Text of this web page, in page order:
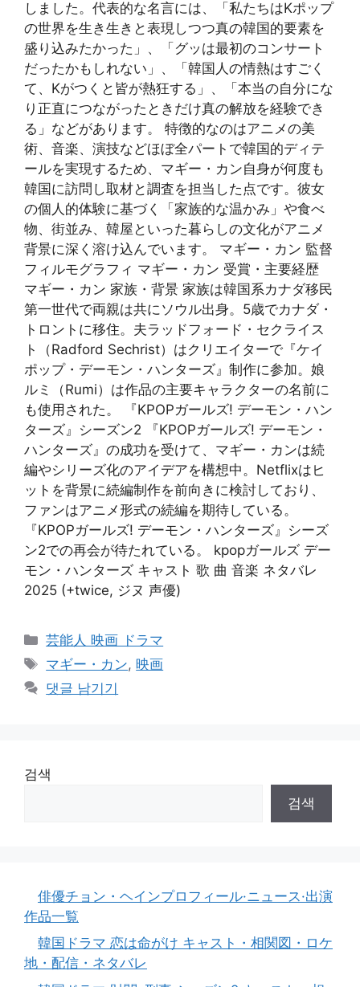
しました。代表的な名言には、「私たちはKポップ
の世界を生き生きと表現しつつ真の韓国的要素を
盛り込みたかった」、「グッは最初のコンサート
だったかもしれない」、「韓国人の情熱はすごく
て、Kがつくと皆が熱狂する」、「本当の自分にな
り正直につながったときだけ真の解放を経験でき
る」などがあります。 特徴的なのはアニメの美
術、音楽、演技などほぼ全パートで韓国的ディテ
ールを実現するため、マギー・カン自身が何度も
韓国に訪問し取材と調査を担当した点です。彼女
の個人的体験に基づく「家族的な温かみ」や食べ
物、街並み、韓屋といった暮らしの文化がアニメ
背景に深く溶け込んでいます。 マギー・カン 監督
フィルモグラフィ マギー・カン 受賞・主要経歴
マギー・カン 家族・背景 家族は韓国系カナダ移民
第一世代で両親は共にソウル出身。5歳でカナダ・
トロントに移住。夫ラッドフォード・セクライス
ト（Radford Sechrist）はクリエイターで『ケイ
ポップ・デーモン・ハンターズ』制作に参加。娘
ルミ（Rumi）は作品の主要キャラクターの名前に
も使用された。 『KPOPガールズ! デーモン・ハン
ターズ』シーズン2 『KPOPガールズ! デーモン・
ハンターズ』の成功を受けて、マギー・カンは続
編やシリーズ化のアイデアを構想中。Netflixはヒ
ットを背景に続編制作を前向きに検討しており、
ファンはアニメ形式の続編を期待している。
『KPOPガールズ! デーモン・ハンターズ』シーズ
ン2での再会が待たれている。 kpopガールズ デー
モン・ハンターズ キャスト 歌 曲 音楽 ネタバレ
2025 (+twice, ジヌ 声優)
카
테
리
芸能人 映画 ドラマ
태
그
マギー・カン,映画
댓글 남기기
검색
검색
俳優チョン・ヘインプロフィール·ニュース·出演
作品一覧
韓国ドラマ 恋は命がけ キャスト・相関図・ロケ
地・配信・ネタバレ